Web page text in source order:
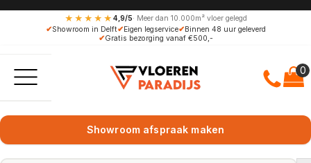
★★★★★ 4,9/5· Meer dan 10.000m² vloer gelegd
✔Showroom in Delft✔Eigen legservice✔Binnen 48 uur geleverd
✔Gratis bezorging vanaf €500,-
Showroom afspraak maken